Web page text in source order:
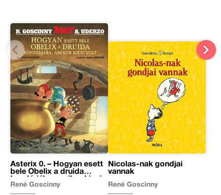
Asterix 0. – Hogyan esett
bele Obelix a druida
volt
René Goscinny
Nicolas-nak gondjai
vannak
René Goscinny